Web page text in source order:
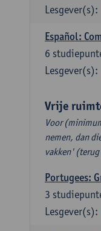
Lesgever(s):
Español:
6
Lesgever(s):
Vrije
Voor
nemen, dan
vakken'
Portugees:
3
Lesgever(s):